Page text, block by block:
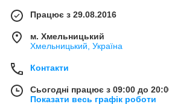
Працює з 29.08.2016
м. Хмельницький
Хмельницький, Україна
Контакти
Сьогодні працює з 09:00 до
Показати весь графік роботи